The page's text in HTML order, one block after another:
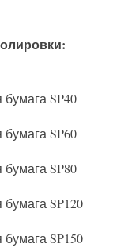
SP40
SP60
SP80
SP120
SP150